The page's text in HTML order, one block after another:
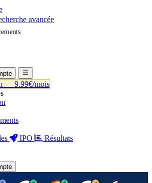
avancée
— 9.99€/mois
IPO
Résultats